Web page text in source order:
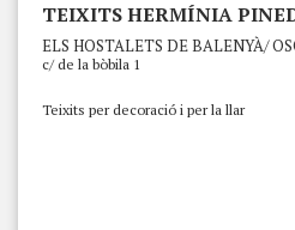
TEIXITS HERMÍNIA
ELS HOSTALETS DE BALENYÀ/
c/ de la bòbila 1
Teixits per decoració i per la llar